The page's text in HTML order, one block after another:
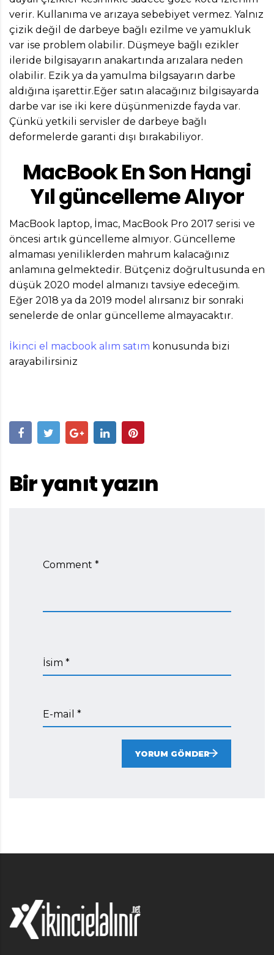
verir. Kullanıma ve arızaya sebebiyet vermez. Yalnız
çizik değil de darbeye bağlı ezilme ve yamukluk
var ise problem olabilir. Düşmeye bağlı ezikler
ileride bilgisayarın anakartında arızalara neden
olabilir. Ezik ya da yamulma bilgsayarın darbe
aldığına işarettir.Eğer satın alacağınız bilgisayarda
darbe var ise iki kere düşünmenizde fayda var.
Çünkü yetkili servisler de darbeye bağlı
deformelerde garanti dışı bırakabiliyor.
MacBook En Son Hangi
Yıl güncelleme Alıyor
MacBook laptop, İmac, MacBook Pro 2017 serisi ve
öncesi artık güncelleme almıyor. Güncelleme
almaması yeniliklerden mahrum kalacağınız
anlamına gelmektedir. Bütçeniz doğrultusunda en
düşük 2020 model almanızı tavsiye edeceğim.
Eğer 2018 ya da 2019 model alırsanız bir sonraki
senelerde de onlar güncelleme almayacaktır.
İkinci el macbook alım satım konusunda bizi
arayabilirsiniz
Bir yanıt yazın
Comment *
İsim *
E-mail *
YORUM GÖNDER